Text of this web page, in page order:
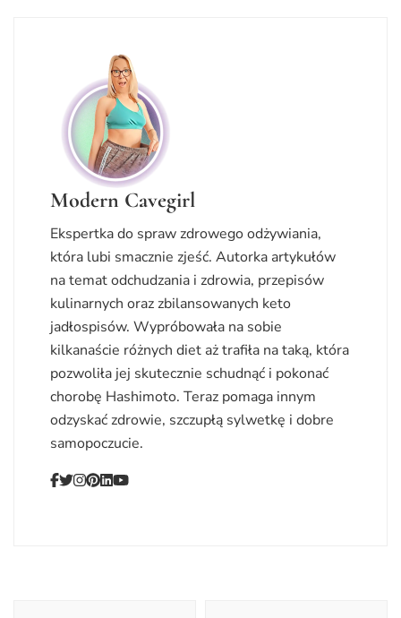
Modern Cavegirl
Ekspertka do spraw zdrowego odżywiania,
która lubi smacznie zjeść. Autorka artykułów
na temat odchudzania i zdrowia, przepisów
kulinarnych oraz zbilansowanych keto
jadłospisów. Wypróbowała na sobie
kilkanaście różnych diet aż trafiła na taką, która
pozwoliła jej skutecznie schudnąć i pokonać
chorobę Hashimoto. Teraz pomaga innym
odzyskać zdrowie, szczupłą sylwetkę i dobre
samopoczucie.